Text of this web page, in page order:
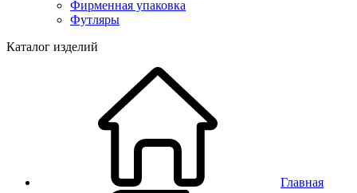
Фирменная упаковка
Футляры
Каталог изделий
Главная